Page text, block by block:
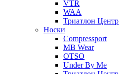
VTR
WAA
Триатлон Центр
Носки
Compressport
MB Wear
OTSO
Under By Me